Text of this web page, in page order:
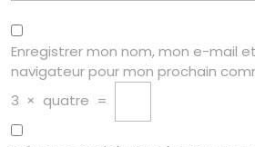
Enregistrer mon nom, mon e-mail
navigateur pour mon prochain
3 × quatre =